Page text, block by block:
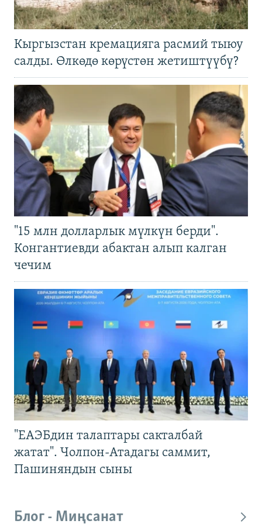
Кыргызстан кремацияга расмий тыюу
салды. Өлкөдө көрүстөн жетиштүүбү?
"15 млн долларлык мүлкүн берди".
Конгантиевди абактан алып калган
чечим
"ЕАЭБдин талаптары сакталбай
жатат". Чолпон-Атадагы саммит,
Пашиняндын сыны
Блог - Миңсанат